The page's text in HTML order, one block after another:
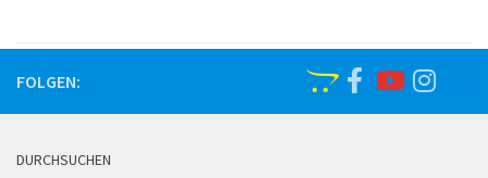
FOLGEN:
DURCHSUCHEN